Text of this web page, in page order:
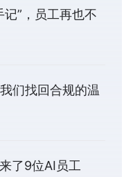
”，员工再也不
们找回合规的温
了9位AI员工